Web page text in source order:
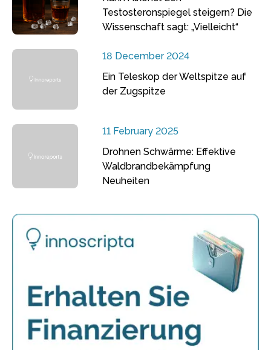
Testosteronspiegel steigern? Die
Wissenschaft sagt: „Vielleicht“
18 December 2024
Ein Teleskop der Weltspitze auf
der Zugspitze
11 February 2025
Drohnen Schwärme: Effektive
Waldbrandbekämpfung
Neuheiten